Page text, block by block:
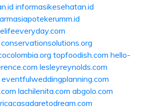
informasikesehatan.id
conservationsolutions.org
topfoodish.com hello-
lesleyreynolds.com
eventfulweddingplanning.com
lachilenita.com abgolo.com